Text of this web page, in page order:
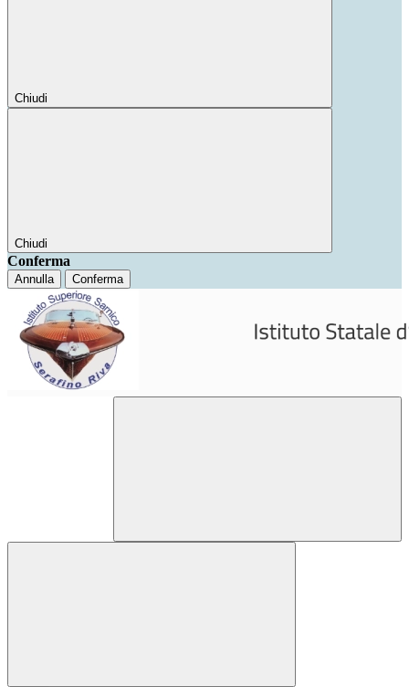
Chiudi
Chiudi
Conferma
Annulla Conferma